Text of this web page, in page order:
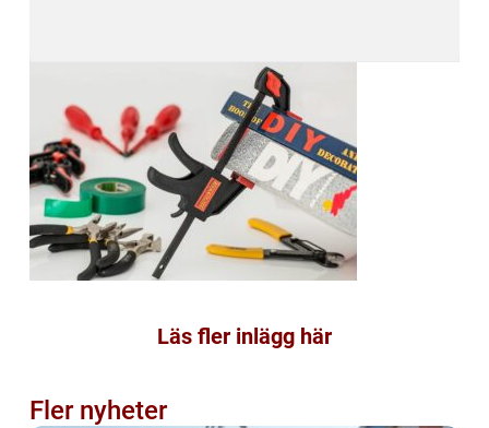
Läs fler inlägg här
Fler nyheter